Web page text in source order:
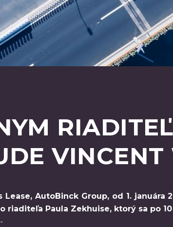
VINCENT
Lease, AutoBinck Group, od 1.
riaditeľa Paula Zekhuise, ktorý sa po